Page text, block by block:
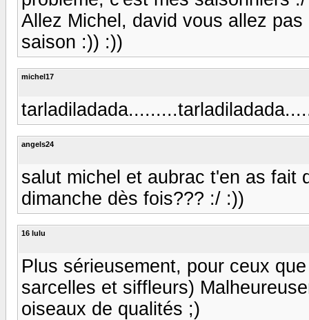
Allez Michel, david vous allez
saison :)) :))
michel17
angels24
salut michel et aubrac t'en as fait
dimanche dès fois??? :/ :))
16 lulu
Plus sérieusement, pour ceux
sarcelles et siffleurs)
oiseaux de qualités ;)